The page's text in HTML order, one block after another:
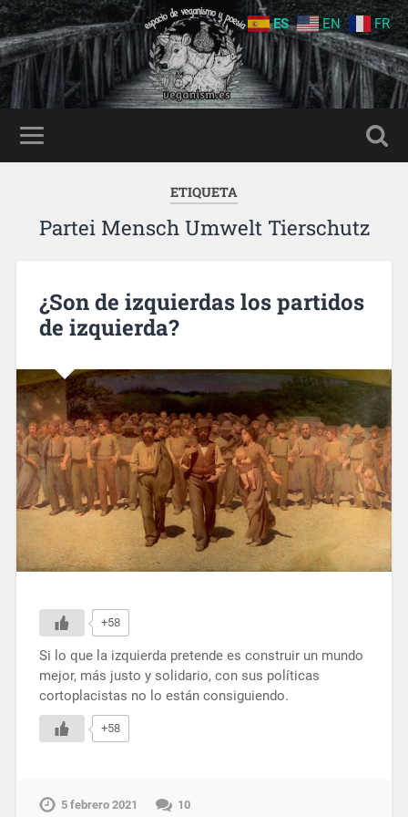
ETIQUETA
Partei Mensch Umwelt Tierschutz
¿Son de izquierdas los partidos
de izquierda?
+58
Si lo que la izquierda pretende es construir un mundo
mejor, más justo y solidario, con sus políticas
cortoplacistas no lo están consiguiendo.
+58
5 febrero 2021 10
ES EN FR